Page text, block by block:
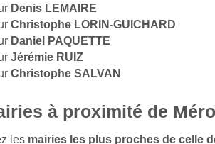
Denis LEMAIRE
Christophe LORIN-GUICHARD
Daniel PAQUETTE
Jérémie RUIZ
Christophe SALVAN
à proximité de
les mairies les plus proches de celle